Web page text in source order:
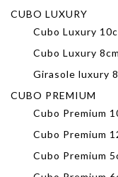
CUBO LUXURY
Cubo Luxury
Cubo Luxury 8cm
Girasole luxury
CUBO PREMIUM
Cubo Premium
Cubo Premium
Cubo Premium